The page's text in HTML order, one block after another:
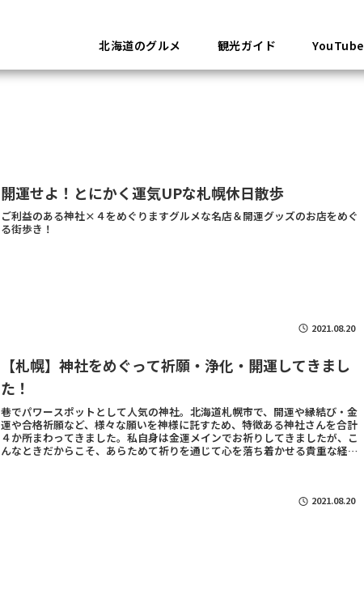
北海道のグルメ 観光ガイド YouTube
開運せよ！とにかく運気UPな札幌休日散歩
ご利益のある神社×４をめぐりますグルメな名店＆開運グッズのお店をめぐ
る街歩き！
2021.08.20
【札幌】神社をめぐって祈願・浄化・開運してきまし
た！
巷でパワースポットとして人気の神社。北海道札幌市で、開運や縁結び・金
運や合格祈願など、様々な願いを神様に託すため、特徴ある神社さんを合計
４か所まわってきました。私自身は金運メインでお祈りしてきましたが、こ
んなときだからこそ、あらためて祈りを通じて心を落ち着かせる貴重な経験
2021.08.20